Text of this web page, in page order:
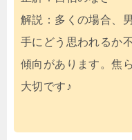
解説：多くの場合、
手にどう思われるか
傾向があります。焦
大切です♪